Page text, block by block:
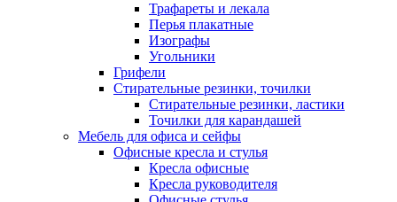
Трафареты и лекала
Перья плакатные
Изографы
Угольники
Грифели
Стирательные резинки, точилки
Стирательные резинки, ластики
Точилки для карандашей
Мебель для офиса и сейфы
Офисные кресла и стулья
Кресла офисные
Кресла руководителя